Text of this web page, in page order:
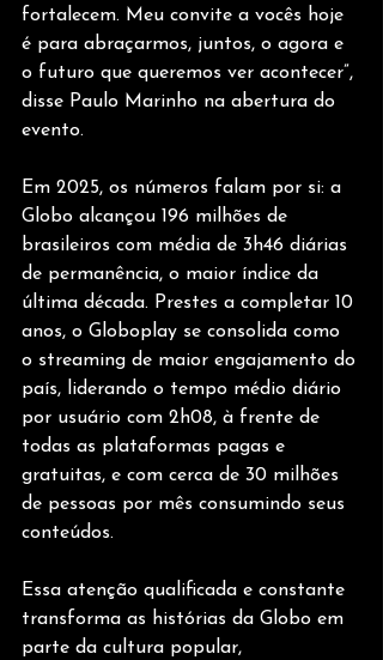
fortalecem. Meu convite a vocês hoje
é para abraçarmos, juntos, o agora e
o futuro que queremos ver acontecer”,
disse Paulo Marinho na abertura do
evento.
Em 2025, os números falam por si: a
Globo alcançou 196 milhões de
brasileiros com média de 3h46 diárias
de permanência, o maior índice da
última década. Prestes a completar 10
anos, o Globoplay se consolida como
o streaming de maior engajamento do
país, liderando o tempo médio diário
por usuário com 2h08, à frente de
todas as plataformas pagas e
gratuitas, e com cerca de 30 milhões
de pessoas por mês consumindo seus
conteúdos.
Essa atenção qualificada e constante
transforma as histórias da Globo em
parte da cultura popular,